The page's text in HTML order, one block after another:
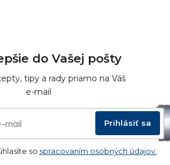
do Vašej pošty
tipy a rady priamo na Váš
e-mail
Prihlásiť sa
so spracovaním osobných údajov.